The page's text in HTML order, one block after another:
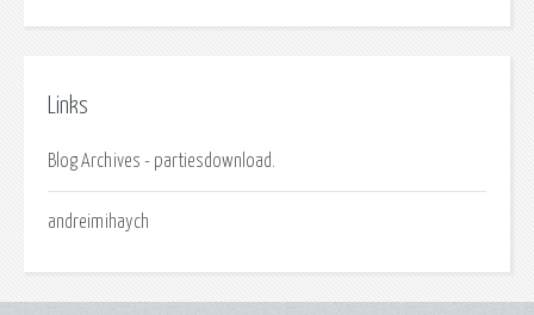
Links
Blog Archives - partiesdownload.
andreimihaych